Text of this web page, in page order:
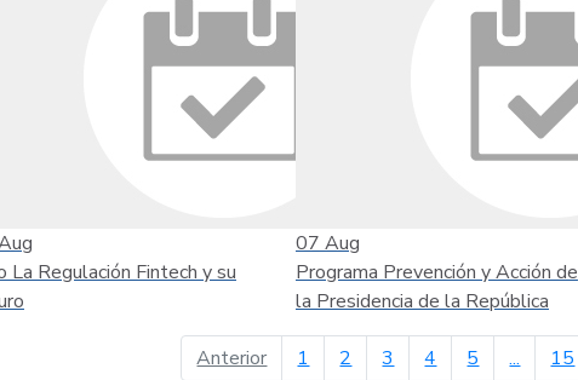
La Regulación Fintech y su
07 Aug
Programa Prevención y Acción de
la Presidencia de la República
Anteriorpágina anterior
1 2 3 4 5 ... 15